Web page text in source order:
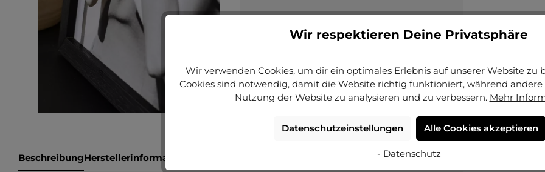
BeschreibungHerstellerinformationen
Wir respektieren Deine Privatsphäre
Wir verwenden Cookies, um dir ein optimales Erlebnis auf unserer Website zu
Cookies sind notwendig, damit die Website richtig funktioniert, während andere
Nutzung der Website zu analysieren und zu verbessern. Mehr
Datenschutzeinstellungen Alle Cookies akzeptieren
- Datenschutz